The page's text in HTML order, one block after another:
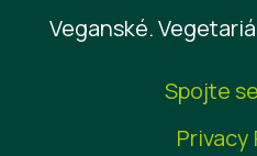
Veganské.
Spojte
Privacy